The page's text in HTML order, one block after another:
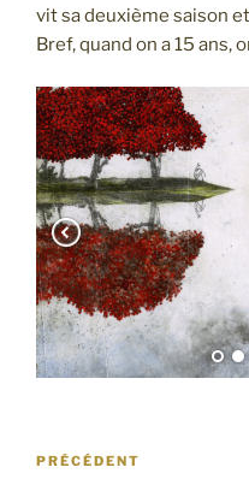
vit sa deuxième saison
Bref, quand on a 15 ans,
Navigation
Article
PRÉCÉDENT